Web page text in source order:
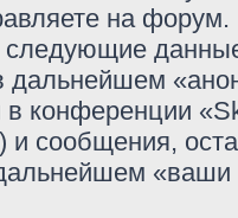
на
следующие
дальнейшем
в конференции
и сообщения,